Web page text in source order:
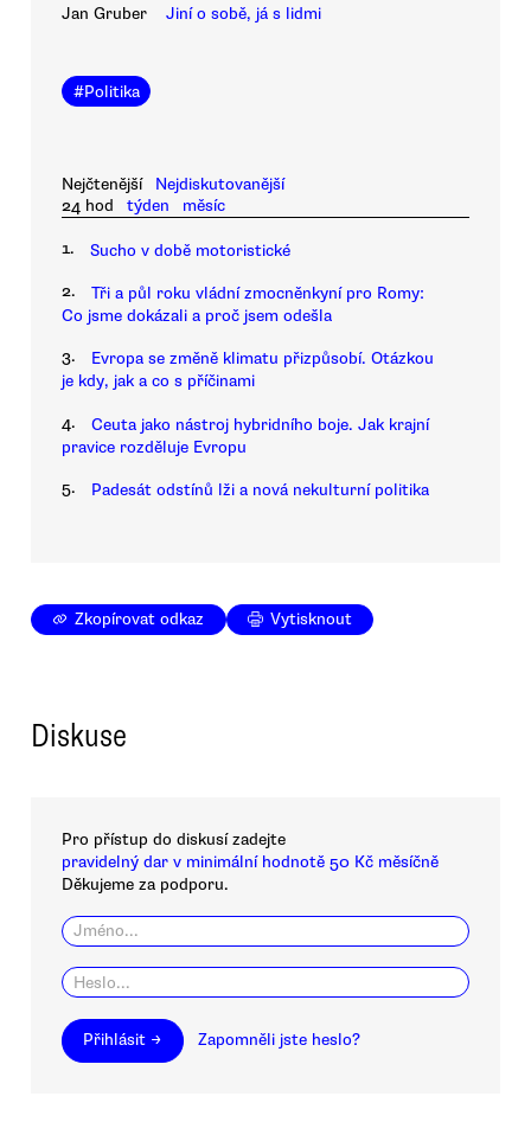
Jan Gruber Jiní o sobě, já s lidmi
#Politika
Nejčtenější
Nejdiskutovanější
24 hod
týden měsíc
1. Sucho v době motoristické
2.
Tři a půl roku vládní zmocněnkyní pro Romy:
Co jsme dokázali a proč jsem odešla
3.
Evropa se změně klimatu přizpůsobí. Otázkou
je kdy, jak a co s příčinami
4.
Ceuta jako nástroj hybridního boje. Jak krajní
pravice rozděluje Evropu
5. Padesát odstínů lži a nová nekulturní politika
Zkopírovat odkaz Vytisknout
Diskuse
Pro přístup do diskusí zadejte
pravidelný dar v minimální hodnotě 50 Kč měsíčně
Děkujeme za podporu.
Přihlásit → Zapomněli jste heslo?